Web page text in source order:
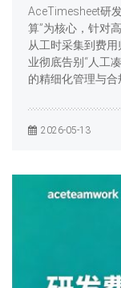
AceTimesheet研
算”为核心，针对
从工时采集到费
业彻底告别“人工
的精细化管理与合
2026-05-13